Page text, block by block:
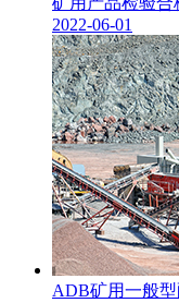
2022-06-01
ADB矿用一般